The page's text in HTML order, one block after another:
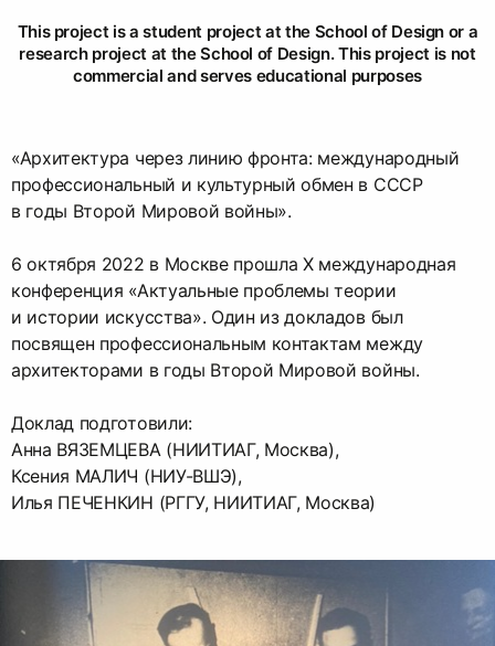
This project is a student project at the School of Design or a
research project at the School of Design. This project is not
commercial and serves educational purposes
«Архитектура через линию фронта: международный
профессиональный и культурный обмен в СССР
в годы Второй Мировой войны».
6 октября 2022 в Москве прошла X международная
конференция «Актуальные проблемы теории
и истории искусства». Один из докладов был
посвящен профессиональным контактам между
архитекторами в годы Второй Мировой войны.
Доклад подготовили:
Анна ВЯЗЕМЦЕВА (НИИТИАГ, Москва),
Ксения МАЛИЧ (НИУ-ВШЭ),
Илья ПЕЧЕНКИН (РГГУ, НИИТИАГ, Москва)